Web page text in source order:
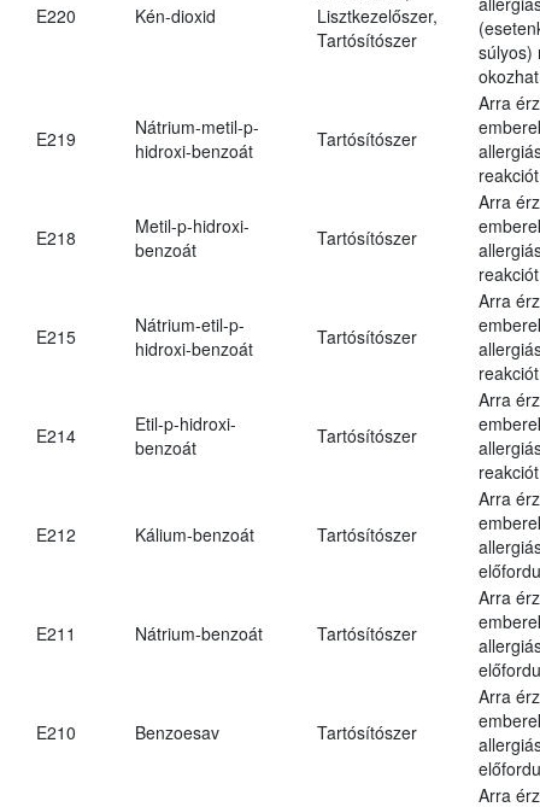
E220 Kén-dioxid
Lisztkezelőszer,
Tartósítószer
súlyos)
E219
Nátrium-metil-p-
hidroxi-benzoát
Tartósítószer
Arra
E218
Metil-p-hidroxi-
benzoát
Tartósítószer
Arra
E215
Nátrium-etil-p-
hidroxi-benzoát
Tartósítószer
Arra
E214
Etil-p-hidroxi-
benzoát
Tartósítószer
Arra
E212 Kálium-benzoát Tartósítószer
Arra
E211 Nátrium-benzoát Tartósítószer
Arra
E210 Benzoesav Tartósítószer
Arra
Arra